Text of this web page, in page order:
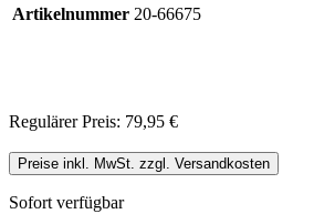
Artikelnummer 20-66675
Regulärer Preis: 79,95 €
Preise inkl. MwSt. zzgl. Versandkosten
Sofort verfügbar